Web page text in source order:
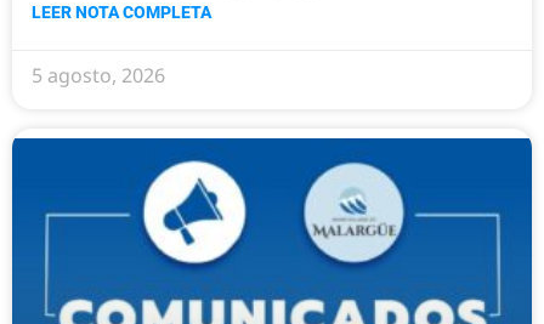
LEER NOTA COMPLETA
5 agosto, 2026